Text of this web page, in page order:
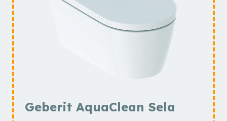
Geberit AquaClean Sela